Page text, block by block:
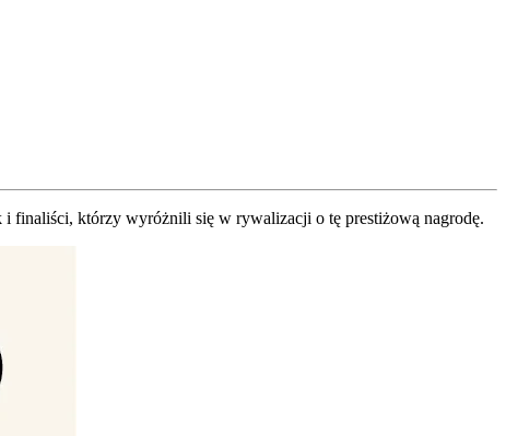
finaliści, którzy wyróżnili się w rywalizacji o tę prestiżową nagrodę.